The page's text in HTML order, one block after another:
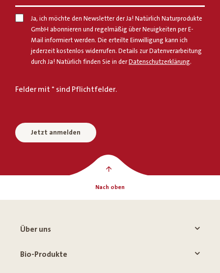
Ja, ich möchte den Newsletter der Ja! Natürlich Naturprodukte
GmbH abonnieren und regelmäßig über Neuigkeiten per E-
Mail informiert werden. Die erteilte Einwilligung kann ich
jederzeit kostenlos widerrufen. Details zur Datenverarbeitung
durch Ja! Natürlich finden Sie in derDatenschutzerklärung.
Felder mit * sind Pflichtfelder.
Jetzt anmelden
Nach oben
Über uns
Bio-Produkte